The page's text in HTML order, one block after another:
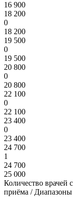
16 900
18 200
0
18 200
19 500
0
19 500
20 800
0
20 800
22 100
0
22 100
23 400
0
23 400
24 700
1
24 700
25 000
Количество врачей
приёма / Диапазоны